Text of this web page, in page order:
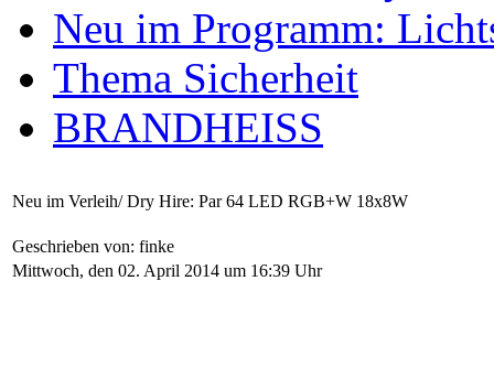
Neu im Programm:
Thema Sicherheit
BRANDHEISS
Neu im Verleih/ Dry Hire: Par 64 LED RGB+W 18x8W
Geschrieben von: finke
Mittwoch, den 02. April 2014 um 16:39 Uhr